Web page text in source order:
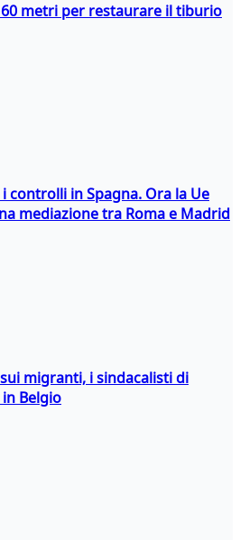
metri per restaurare il tiburio
controlli in Spagna. Ora la Ue
mediazione tra Roma e Madrid
migranti, i sindacalisti di
Belgio